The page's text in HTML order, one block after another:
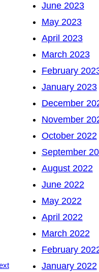
June 2023
May 2023
April 2023
March 2023
February
January 2023
December
November
October 2022
September
August 2022
June 2022
May 2022
April 2022
March 2022
February
January 2022